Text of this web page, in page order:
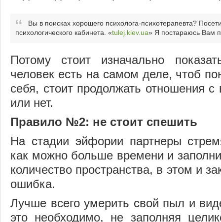
Вы в поисках хорошего психолога-психотерапевта?
психологического кабинета. «tulej.kiev.ua» Я постараюсь Вам
Потому стоит изначально
человек есть на самом деле, чтоб
себя, стоит продолжать отношения
или нет.
Правило №2: не стоит спешить
На стадии эйфории партнеры
как можно больше времени и
количество пространства, в этом и
ошибка.
Лучше всего умерить свой пыл и
это необходимо, не заполняя